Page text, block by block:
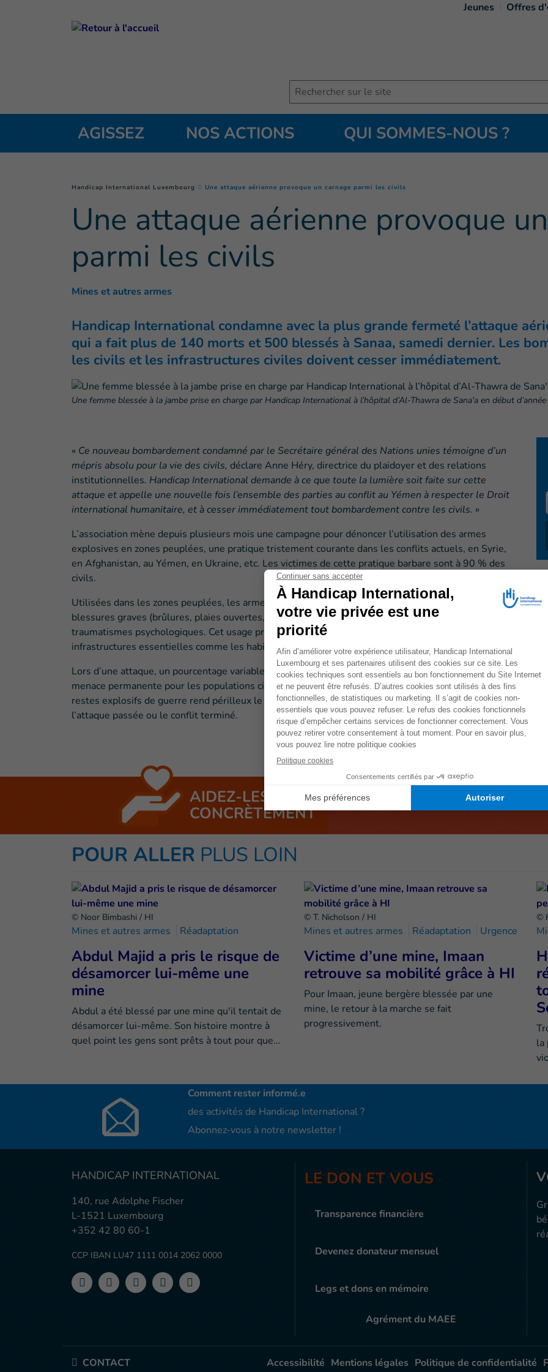
Jeunes Offres
Search
AGISSEZ NOS ACTIONS QUI SOMMES-NOUS ?
You are here :
Handicap International Luxembourg Une attaque aérienne provoque un carnage parmi les civils
Une attaque aérienne provoque
parmi les civils
Mines et autres armes
Handicap International condamne avec la plus grande fermeté l’attaque
qui a fait plus de 140 morts et 500 blessés à Sanaa, samedi dernier. Les
les civils et les infrastructures civiles doivent cesser immédiatement.
Une femme blessée à la jambe prise en charge par Handicap International à l’hôpital d’Al-Thawra de Sana'a en début d’année
« Ce nouveau bombardement condamné par le Secrétaire général des Nations unies témoigne d’un
mépris absolu pour la vie des civils, déclare Anne Héry, directrice du plaidoyer et des relations
institutionnelles. Handicap International demande à ce que toute la lumière soit faite sur cette
attaque et appelle une nouvelle fois l’ensemble des parties au conflit au Yémen à respecter le Droit
international humanitaire, et à cesser immédiatement tout bombardement contre les civils. »
L’association mène depuis plusieurs mois une campagne pour dénoncer l’utilisation des armes
explosives en zones peuplées, une pratique tristement courante dans les conflits actuels, en Syrie,
en Afghanistan, au Yémen, en Ukraine, etc. Les victimes de cette pratique barbare sont à 90 % des
civils.
Utilisées dans les zones peuplées, les armes explosives tuent, provoquent des souffrances et
blessures graves (brûlures, plaies ouvertes, fractures, etc.). Elles sont la cause de handicaps et de
traumatismes psychologiques. Cet usage provoque le déplacement forcé des populations, détruit des
infrastructures essentielles comme les habitations, les écoles et les hôpitaux.
Lors d’une attaque, un pourcentage variable de ces armes n’explose pas à l’impact, générant une
menace permanente pour les populations civiles longtemps après les combats. La présence de
restes explosifs de guerre rend périlleux le retour des populations dans leurs quartiers une fois
l’attaque passée ou le conflit terminé.
AIDEZ-LES
CONCRÈTEMENT Faites un don dès
POUR ALLER PLUS LOIN
© Noor Bimbashi / HI
Mines et autres armes Réadaptation
Abdul Majid a pris le risque de
désamorcer lui-même une
mine
Abdul a été blessé par une mine qu'il tentait de
désamorcer lui-même. Son histoire montre à
quel point les gens sont prêts à tout pour que…
© T. Nicholson / HI
Mines et autres armes Réadaptation Urgence
Victime d’une mine, Imaan
retrouve sa mobilité grâce à HI
Pour Imaan, jeune bergère blessée par une
mine, le retour à la marche se fait
progressivement.
©
la
Comment rester informé.e
des activités de Handicap International ?
Abonnez-vous à notre newsletter !
HANDICAP INTERNATIONAL
140, rue Adolphe Fischer
L-1521 Luxembourg
+352 42 80 60-1
CCP IBAN LU47 1111 0014 2062 0000
LE DON ET VOUS
Transparence financière
Devenez donateur mensuel
Legs et dons en mémoire
Agrément du MAEE
CONTACT Accessibilité Mentions légales Politique de confidentialité